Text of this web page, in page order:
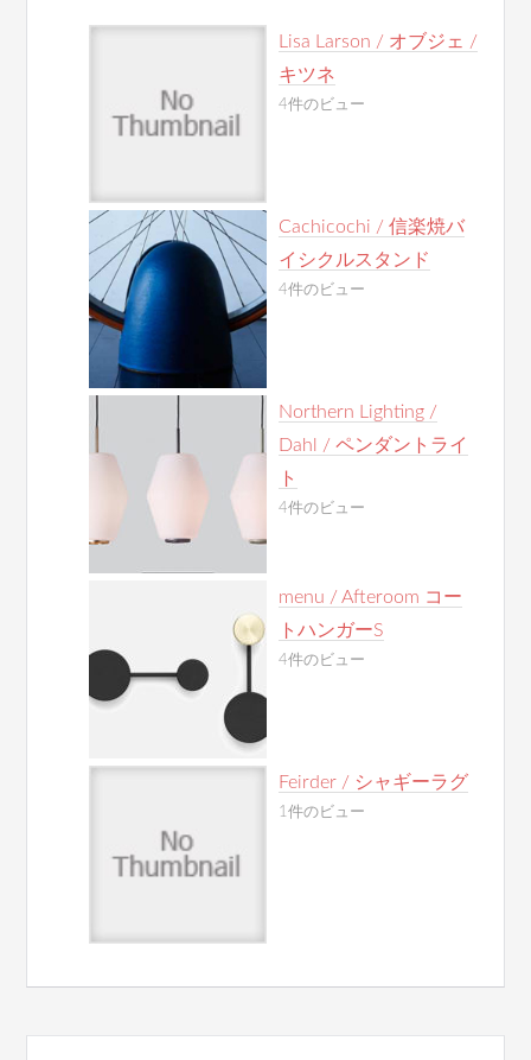
Lisa Larson / オブジェ /
キツネ
4件のビュー
Cachicochi / 信楽焼バ
イシクルスタンド
4件のビュー
Northern Lighting /
Dahl / ペンダントライ
ト
4件のビュー
menu / Afteroom コー
トハンガーS
4件のビュー
Feirder / シャギーラグ
1件のビュー